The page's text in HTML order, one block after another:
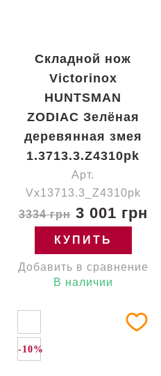
Складной нож
Victorinox
HUNTSMAN
ZODIAC Зелёная
деревянная змея
1.3713.3.Z4310pk
Арт.
Vx13713.3_Z4310pk
3334 грн3 001 грн
КУПИТЬ
Добавить в сравнение
В наличии
-10%